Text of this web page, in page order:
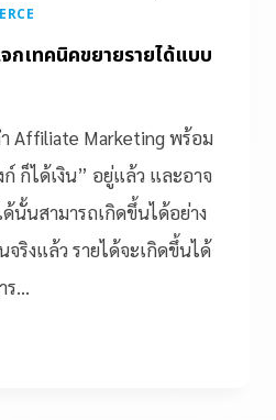
เทคนิคขยายรายได้แบบ
Affiliate Marketing พร้อม
ก็ได้เงิน” อยู่แล้ว และอาจ
ด้นั้นสามารถเกิดขึ้นได้อย่าง
จริงแล้ว รายได้จะเกิดขึ้นได้
ร…